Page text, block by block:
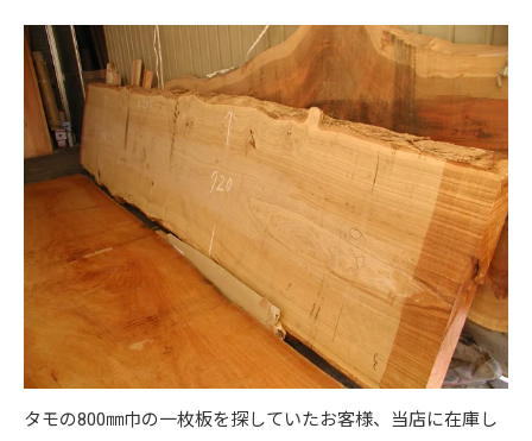
タモの800㎜巾の一枚板を探していたお客様、当店に在庫し